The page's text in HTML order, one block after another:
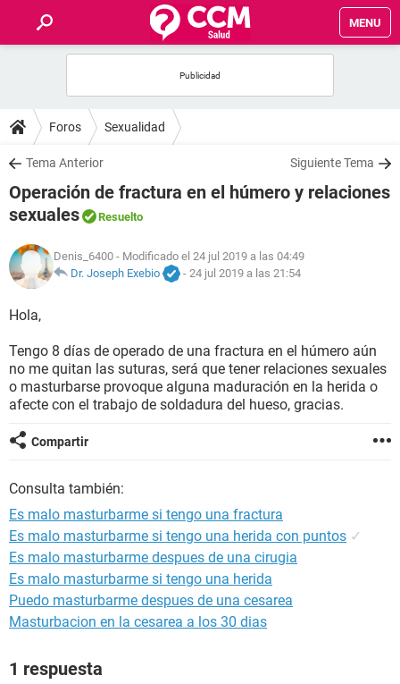
MENU
FOROS
SALUD
FAMILIA
NUTRICIÓN
SEXUALIDAD
GLOSARIO
Foros Sexualidad
Tema Anterior Siguiente Tema
Operación de fractura en el húmero y relaciones
sexuales
Resuelto
Denis_6400 - Modificado el 24 jul 2019 a las 04:49
Dr. Joseph Exebio
- 24 jul 2019 a las 21:54
Hola,
Tengo 8 días de operado de una fractura en el húmero aún
no me quitan las suturas, será que tener relaciones sexuales
o masturbarse provoque alguna maduración en la herida o
afecte con el trabajo de soldadura del hueso, gracias.
Compartir
Consulta también:
Es malo masturbarme si tengo una fractura
Es malo masturbarme si tengo una herida con puntos ✓
Es malo masturbarme despues de una cirugia
Es malo masturbarme si tengo una herida
Puedo masturbarme despues de una cesarea
Masturbacion en la cesarea a los 30 dias
1 respuesta